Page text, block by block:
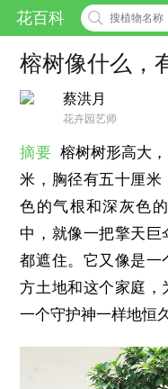
花百科
榕树像什么，
蔡洪月
花卉园艺师
摘要 榕树树形高大
米，胸径有五十厘米
色的气根和深灰色
中，就像一把擎天
都遮住。它又像是一
方土地和这个家庭，
一个守护神一样地恒